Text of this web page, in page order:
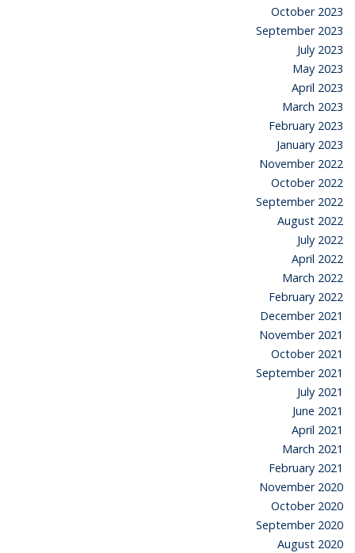
October 2023
September 2023
July 2023
May 2023
April 2023
March 2023
February 2023
January 2023
November 2022
October 2022
September 2022
August 2022
July 2022
April 2022
March 2022
February 2022
December 2021
November 2021
October 2021
September 2021
July 2021
June 2021
April 2021
March 2021
February 2021
November 2020
October 2020
September 2020
August 2020